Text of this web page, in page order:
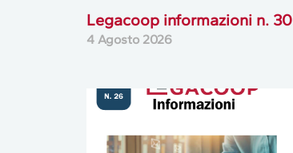
Legacoop informazioni n. 30
4 Agosto 2026